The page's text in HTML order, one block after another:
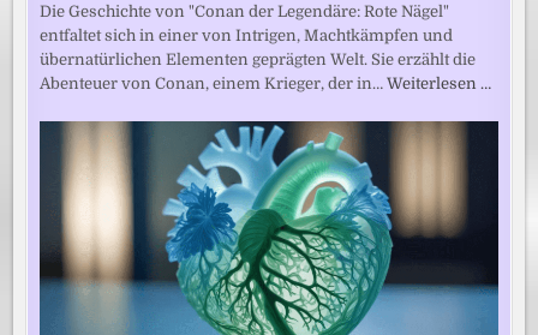
Die Geschichte von "Conan der Legendäre: Rote Nägel"
entfaltet sich in einer von Intrigen, Machtkämpfen und
übernatürlichen Elementen geprägten Welt. Sie erzählt die
Abenteuer von Conan, einem Krieger, der in…Weiterlesen …